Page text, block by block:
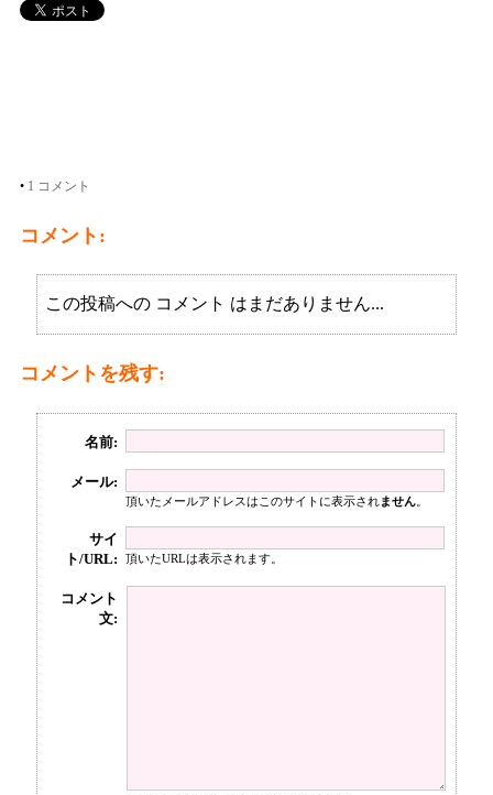
• 1 コメント
コメント:
この投稿への コメント はまだありません...
コメントを残す:
名前:
メール:
頂いたメールアドレスはこのサイトに表示されません。
サイ
ト/URL:
頂いたURLは表示されます。
コメント
文: